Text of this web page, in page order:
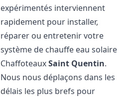
expérimentés interviennent
rapidement pour installer,
réparer ou entretenir votre
système de chauffe eau solaire
ChaffoteauxSaint Quentin.
Nous nous déplaçons dans les
délais les plus brefs pour